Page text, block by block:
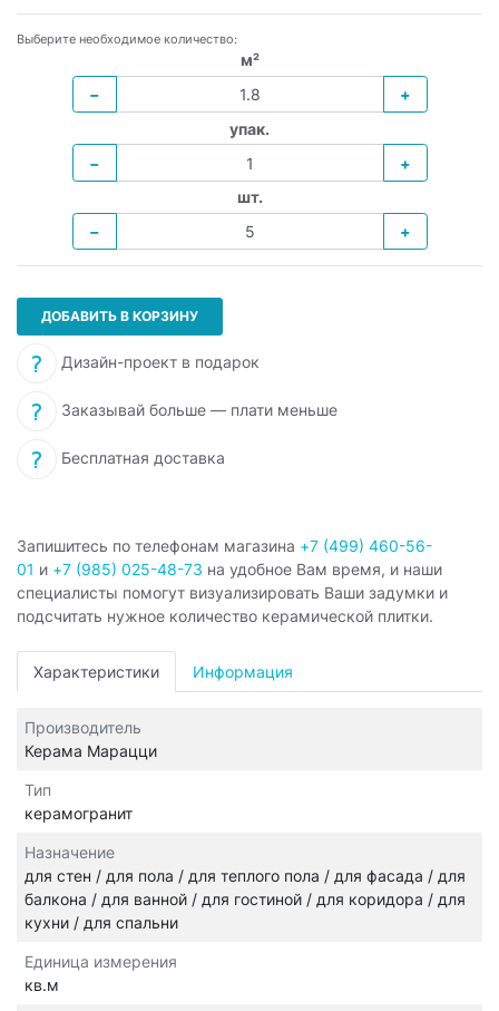
Выберите необходимое количество:
м²
−
+
упак.
−
+
шт.
−
+
ДОБАВИТЬ В КОРЗИНУ
Дизайн-проект в подарок
Заказывай больше — плати меньше
Бесплатная доставка
Запишитесь по телефонам магазина +7 (499) 460-56-
01 и +7 (985) 025-48-73 на удобное Вам время, и наши
специалисты помогут визуализировать Ваши задумки и
подсчитать нужное количество керамической плитки.
Характеристики Информация
Производитель
Керама Марацци
Тип
керамогранит
Назначение
для стен / для пола / для теплого пола / для фасада / для
балкона / для ванной / для гостиной / для коридора / для
кухни / для спальни
Единица измерения
кв.м